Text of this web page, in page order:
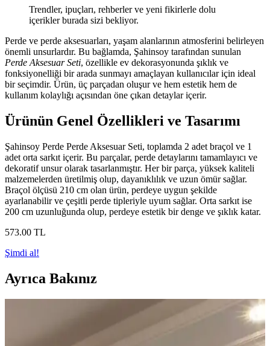
Trendler, ipuçları, rehberler ve yeni fikirlerle dolu
içerikler burada sizi bekliyor.
Perde ve perde aksesuarları, yaşam alanlarının atmosferini belirleyen
önemli unsurlardır. Bu bağlamda, Şahinsoy tarafından sunulan
Perde Aksesuar Seti, özellikle ev dekorasyonunda şıklık ve
fonksiyonelliği bir arada sunmayı amaçlayan kullanıcılar için ideal
bir seçimdir. Ürün, üç parçadan oluşur ve hem estetik hem de
kullanım kolaylığı açısından öne çıkan detaylar içerir.
Ürünün Genel Özellikleri ve Tasarımı
Şahinsoy Perde Perde Aksesuar Seti, toplamda 2 adet braçol ve 1
adet orta sarkıt içerir. Bu parçalar, perde detaylarını tamamlayıcı ve
dekoratif unsur olarak tasarlanmıştır. Her bir parça, yüksek kaliteli
malzemelerden üretilmiş olup, dayanıklılık ve uzun ömür sağlar.
Braçol ölçüsü 210 cm olan ürün, perdeye uygun şekilde
ayarlanabilir ve çeşitli perde tipleriyle uyum sağlar. Orta sarkıt ise
200 cm uzunluğunda olup, perdeye estetik bir denge ve şıklık katar.
573.00 TL
Şimdi al!
Ayrıca Bakınız
Ucuz Tül Seçenekleri ve Kullanım İpuçları Ev ve